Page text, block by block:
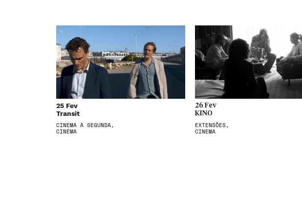
25 Fev
Transit
CINEMA À SEGUNDA,
CINEMA
26 Fev
KINO
EXTENSÕES,
CINEMA